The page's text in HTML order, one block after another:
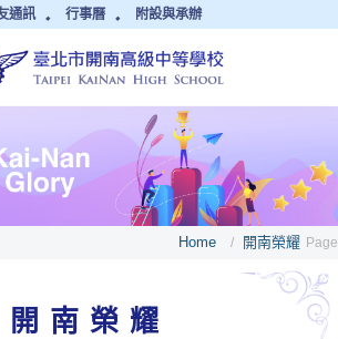
通訊 行事曆 附設與承辦
Home / 開南榮耀 Page
開南榮耀